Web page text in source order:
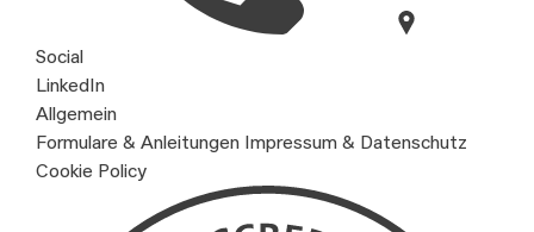
Social
LinkedIn
Allgemein
Formulare & Anleitungen Impressum & Datenschutz
Cookie Policy